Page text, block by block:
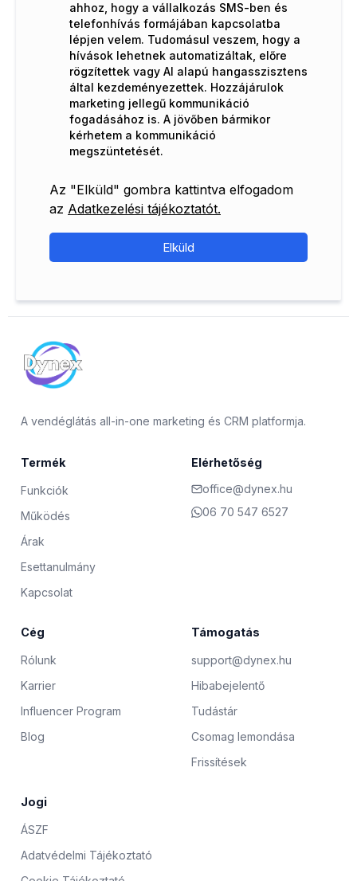
ahhoz, hogy a vállalkozás SMS-ben és
telefonhívás formájában kapcsolatba
lépjen velem. Tudomásul veszem, hogy a
hívások lehetnek automatizáltak, előre
rögzítettek vagy AI alapú hangasszisztens
által kezdeményezettek. Hozzájárulok
marketing jellegű kommunikáció
fogadásához is. A jövőben bármikor
kérhetem a kommunikáció
megszüntetését.
Az "Elküld" gombra kattintva elfogadom
az Adatkezelési tájékoztatót.
Elküld
A vendéglátás all-in-one marketing és CRM platformja.
Termék
Funkciók
Működés
Árak
Esettanulmány
Kapcsolat
Elérhetőség
office@dynex.hu
06 70 547 6527
Cég
Rólunk
Karrier
Influencer Program
Blog
Támogatás
support@dynex.hu
Hibabejelentő
Tudástár
Csomag lemondása
Frissítések
Jogi
ÁSZF
Adatvédelmi Tájékoztató